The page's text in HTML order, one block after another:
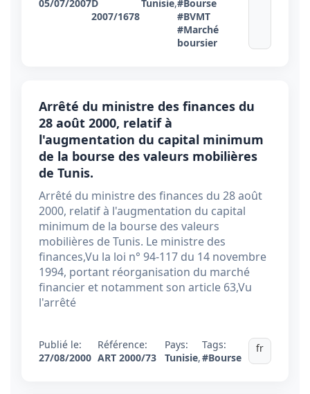
05/07/2007D
2007/1678
Tunisie,#Bourse
#BVMT
#Marché
boursier
Arrêté du ministre des finances du
28 août 2000, relatif à
l'augmentation du capital minimum
de la bourse des valeurs mobilières
de Tunis.
Arrêté du ministre des finances du 28 août
2000, relatif à l'augmentation du capital
minimum de la bourse des valeurs
mobilières de Tunis. Le ministre des
finances,Vu la loi n° 94-117 du 14 novembre
1994, portant réorganisation du marché
financier et notamment son article 63,Vu
l'arrêté
Publié le:
27/08/2000
Référence:
ART 2000/73
Pays:
Tunisie,
Tags:
#Bourse
fr